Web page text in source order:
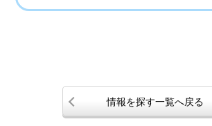
情報を探す一覧へ戻る